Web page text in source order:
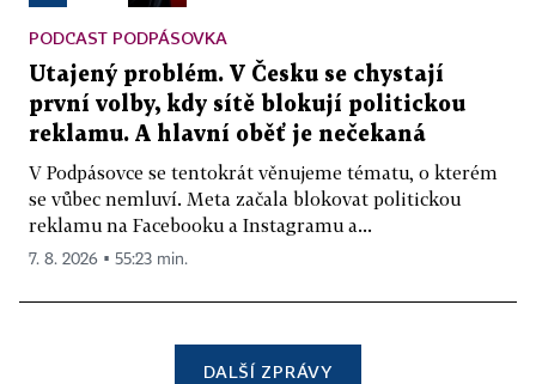
PODCAST PODPÁSOVKA
Utajený problém. V Česku se chystají
první volby, kdy sítě blokují politickou
reklamu. A hlavní oběť je nečekaná
V Podpásovce se tentokrát věnujeme tématu, o kterém
se vůbec nemluví. Meta začala blokovat politickou
reklamu na Facebooku a Instagramu a...
7. 8. 2026 ▪ 55:23 min.
DALŠÍ ZPRÁVY